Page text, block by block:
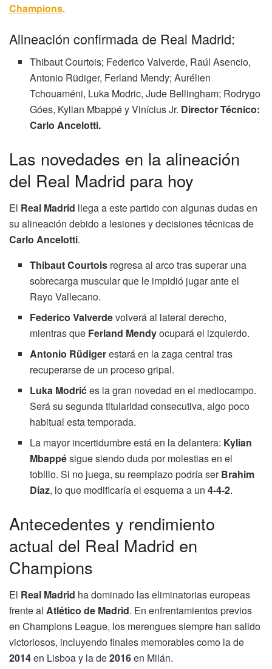
Champions.
Alineación confirmada de Real Madrid:
Thibaut Courtois; Federico Valverde, Raúl Asencio,
Antonio Rüdiger, Ferland Mendy; Aurélien
Tchouaméni, Luka Modric, Jude Bellingham; Rodrygo
Góes, Kylian Mbappé y Vinícius Jr. Director Técnico:
Carlo Ancelotti.
Las novedades en la alineación
del Real Madrid para hoy
El Real Madrid llega a este partido con algunas dudas en
su alineación debido a lesiones y decisiones técnicas de
Carlo Ancelotti.
Thibaut Courtois regresa al arco tras superar una
sobrecarga muscular que le impidió jugar ante el
Rayo Vallecano.
Federico Valverdevolverá al lateral derecho,
mientras que Ferland Mendyocupará el izquierdo.
Antonio Rüdigerestará en la zaga central tras
recuperarse de un proceso gripal.
Luka Modrićes la gran novedad en el mediocampo.
Será su segunda titularidad consecutiva, algo poco
habitual esta temporada.
La mayor incertidumbre está en la delantera: Kylian
Mbappésigue siendo duda por molestias en el
tobillo. Si no juega, su reemplazo podría serBrahim
Díaz, lo que modificaría el esquema a un4-4-2.
Antecedentes y rendimiento
actual del Real Madrid en
Champions
El Real Madrid ha dominado las eliminatorias europeas
frente al Atlético de Madrid. En enfrentamientos previos
en Champions League, los merengues siempre han salido
victoriosos, incluyendo finales memorables como la de
2014en Lisboa y la de2016en Milán.